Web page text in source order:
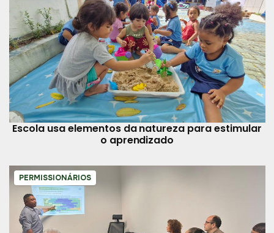
Escola usa elementos da natureza para estimular
o aprendizado
PERMISSIONÁRIOS